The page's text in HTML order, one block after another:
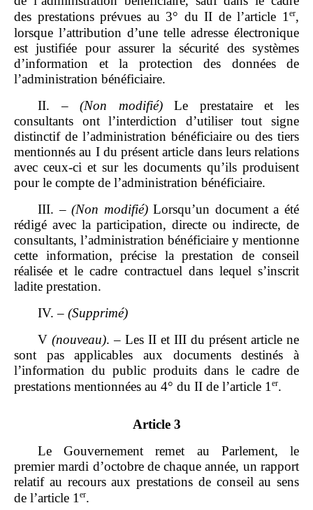
des prestations prévues au 3° du II de l’article 1er,
lorsque l’attribution d’une telle adresse électronique
est justifiée pour assurer la sécurité des systèmes
d’information et la protection des données de
l’administration bénéficiaire.
II. –(Non modifié)Le prestataire et les
consultants ont l’interdiction d’utiliser tout signe
distinctif de l’administration bénéficiaire ou des tiers
mentionnés au I du présent article dans leurs relations
avec ceux‑ci et sur les documents qu’ils produisent
pour le compte de l’administration bénéficiaire.
III. –(Non modifié)Lorsqu’un document a été
rédigé avec la participation, directe ou indirecte, de
consultants, l’administration bénéficiaire y mentionne
cette information, précise la prestation de conseil
réalisée et le cadre contractuel dans lequel s’inscrit
ladite prestation.
IV. – (Supprimé)
V (nouveau). – Les II et III du présent article ne
sont pas applicables aux documents destinés à
l’information du public produits dans le cadre de
prestations mentionnées au 4° du II de l’article 1 er.
Article 3
Le Gouvernement remet au Parlement, le
premier mardi d’octobre de chaque année, un rapport
relatif au recours aux prestations de conseil au sens
de l’article 1 er.